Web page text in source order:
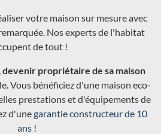
votre maison sur mesure avec
Nos experts de l'habitat
de tout !
devenir propriétaire de sa maison
Vous bénéficiez d'une maison eco-
prestations et d'équipements de
d'unegarantie constructeur de 10
ans !